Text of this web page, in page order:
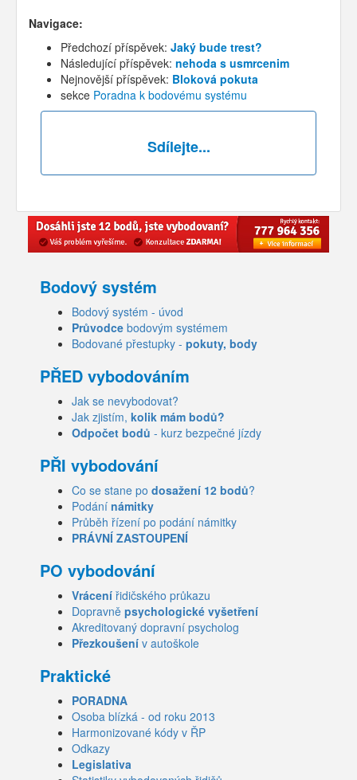
Navigace:
Předchozí příspěvek: Jaký bude trest?
Následující příspěvek: nehoda s usmrcenim
Nejnovější příspěvek: Bloková pokuta
sekce Poradna k bodovému systému
Sdílejte...
Bodový systém
Bodový systém - úvod
Průvodce bodovým systémem
Bodované přestupky - pokuty, body
PŘED vybodováním
Jak se nevybodovat?
Jak zjistím, kolik mám bodů?
Odpočet bodů - kurz bezpečné jízdy
PŘI vybodování
Co se stane po dosažení 12 bodů?
Podání námitky
Průběh řízení po podání námitky
PRÁVNÍ ZASTOUPENÍ
PO vybodování
Vrácení řidičského průkazu
Dopravně psychologické vyšetření
Akreditovaný dopravní psycholog
Přezkoušení v autoškole
Praktické
PORADNA
Osoba blízká - od roku 2013
Harmonizované kódy v ŘP
Odkazy
Legislativa